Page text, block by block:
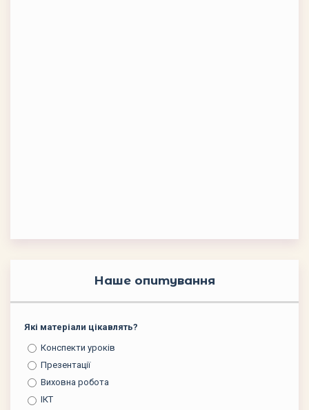
Наше опитування
Які матеріали цікавлять?
Конспекти уроків
Презентації
Виховна робота
ІКТ